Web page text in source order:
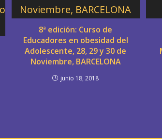
8ª edición: Curso de
Educadores en obesidad del
Adolescente, 28, 29 y 30 de
Noviembre, BARCELONA
junio 18, 2018